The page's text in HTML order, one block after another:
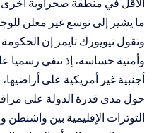
الأقل في منطقة صحراوية
ما يشير إلى توسع غير معلن
وتقول نيويورك تايمز إن
وأمنية حساسة، إذ تنفي رسميا
أجنبية غير أمريكية على
حول مدى قدرة الدولة على
التوترات الإقليمية بين